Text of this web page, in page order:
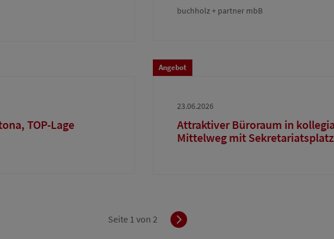
buchholz + partner mbB
TOP-Lage
Angebot
23.06.2026
Attraktiver Büroraum in
Mittelweg mit
Seite 1 von 2 Vorwärts